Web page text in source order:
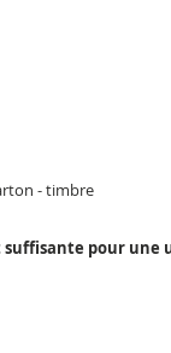
- timbre
pour une